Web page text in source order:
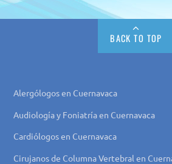
BACK TO TOP
Alergólogos en Cuernavaca
Audiología y Foniatría en Cuernavaca
Cardiólogos en Cuernavaca
Cirujanos de Columna Vertebral en